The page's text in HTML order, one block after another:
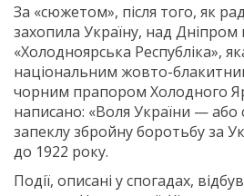
За «сюжетом», після того, як
захопила Україну, над Дніпром
«Холодноярська Республіка»,
національним жовто-
чорним прапором Холодного
написано: «Воля України — або
запеклу збройну боротьбу за
до 1922 року.
Події, описані у спогадах,